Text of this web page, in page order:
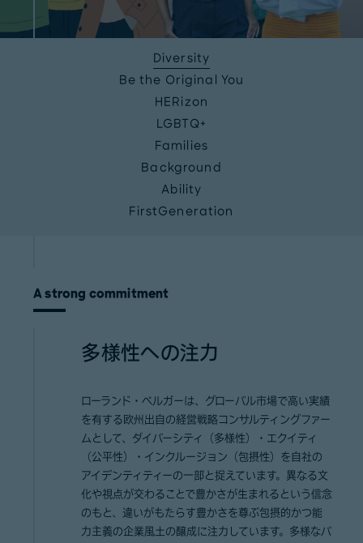
Diversity
Be the Original You
HERizon
LGBTQ+
Families
Background
Ability
FirstGeneration
A strong commitment
多様性への注力
ローランド・ベルガーは、グローバル市場で高い実績
を有する欧州出自の経営戦略コンサルティングファー
ムとして、ダイバーシティ（多様性）・エクイティ
（公平性）・インクルージョン（包摂性）を自社の
アイデンティティーの一部と捉えています。異なる文
化や視点が交わることで豊かさが生まれるという信念
のもと、違いがもたらす豊かさを尊ぶ包摂的かつ能
力主義の企業風土の醸成に注力しています。多様なバ